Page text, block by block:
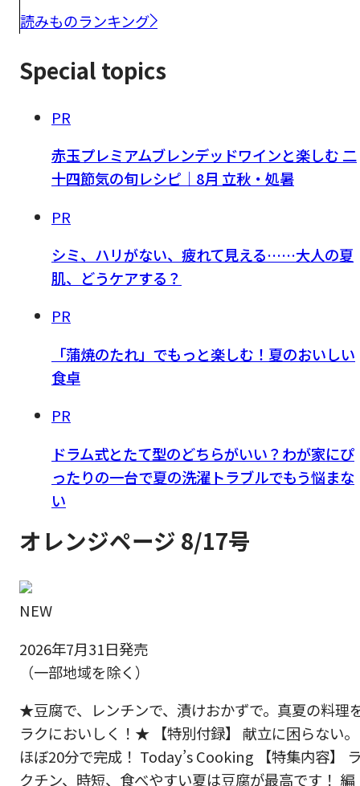
読みものランキング
Special topics
PR
赤玉プレミアムブレンデッドワインと楽しむ 二
十四節気の旬レシピ｜8月 立秋・処暑
PR
シミ、ハリがない、疲れて見える……大人の夏
肌、どうケアする？
PR
「蒲焼のたれ」でもっと楽しむ！夏のおいしい
食卓
PR
ドラム式とたて型のどちらがいい？わが家にぴ
ったりの一台で夏の洗濯トラブルでもう悩まな
い
オレンジページ 8/17号
NEW
2026年7月31日発売
（一部地域を除く）
★豆腐で、レンチンで、漬けおかずで。真夏の料理
ラクにおいしく！★ 【特別付録】 献立に困らない。
ほぼ20分で完成！ Today’s Cooking 【特集内容】
クチン、時短、食べやすい夏は豆腐が最高です！ 編